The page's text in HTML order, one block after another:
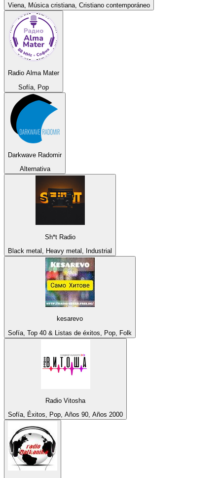
Viena, Música cristiana, Cristiano contemporáneo
Radio Alma Mater
Sofía, Pop
Darkwave Radomir
Alternativa
Sh*t Radio
Black metal, Heavy metal, Industrial
kesarevo
Sofía, Top 40 & Listas de éxitos, Pop, Folk
Radio Vitosha
Sofía, Éxitos, Pop, Años 90, Años 2000